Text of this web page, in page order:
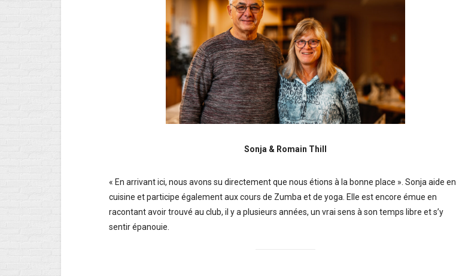
Sonja & Romain Thill
« En arrivant ici, nous avons su directement que nous étions à la bonne place ». Sonja aide en
cuisine et participe également aux cours de Zumba et de yoga. Elle est encore émue en
racontant avoir trouvé au club, il y a plusieurs années, un vrai sens à son temps libre et s’y
sentir épanouie.